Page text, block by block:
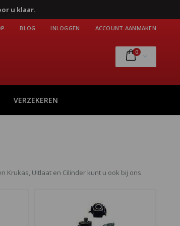
u klaar.
BLOG INLOGGEN ACCOUNT AANMAKEN
Cart
0producten
VERZEKEREN
Krukas, Uitlaat en Cilinder kunt u ook bij ons